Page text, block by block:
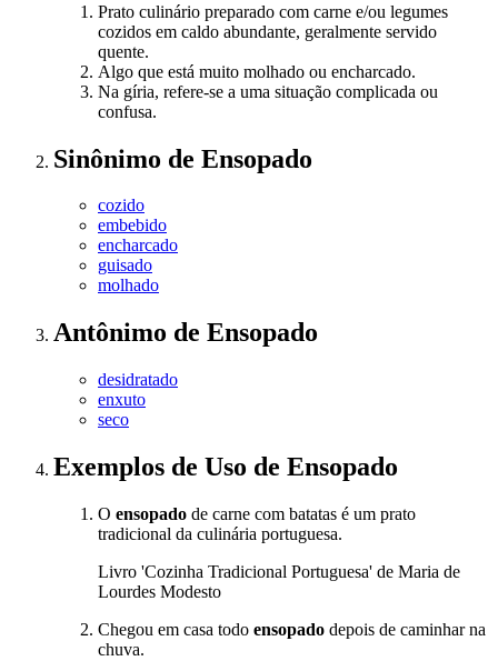
Prato culinário preparado com carne e/ou legumes
cozidos em caldo abundante, geralmente servido
quente.
Algo que está muito molhado ou encharcado.
Na gíria, refere-se a uma situação complicada ou
confusa.
Sinônimo de Ensopado
cozido
embebido
encharcado
guisado
molhado
Antônimo de Ensopado
desidratado
enxuto
seco
Exemplos de Uso de Ensopado
O ensopado de carne com batatas é um prato
tradicional da culinária portuguesa.
Livro 'Cozinha Tradicional Portuguesa' de Maria de
Lourdes Modesto
Chegou em casa todo ensopado depois de caminhar na
chuva.